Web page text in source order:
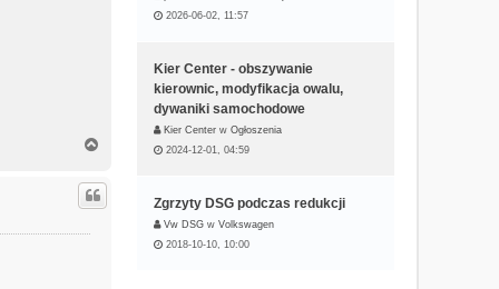
g
r
2026-06-02, 11:57
Kier Center - obszywanie
kierownic, modyfikacja owalu,
dywaniki samochodowe
Kier Center w Ogłoszenia
2024-12-01, 04:59
Zgrzyty DSG podczas redukcji
Vw DSG w Volkswagen
2018-10-10, 10:00